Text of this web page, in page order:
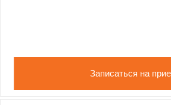
Записаться на